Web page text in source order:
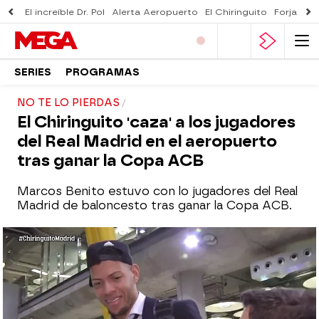
El increíble Dr. Pol Alerta Aeropuerto El Chiringuito Forjado
SERIES PROGRAMAS
NO TE LO PIERDAS
El Chiringuito 'caza' a los jugadores
del Real Madrid en el aeropuerto
tras ganar la Copa ACB
Marcos Benito estuvo con lo jugadores del Real
Madrid de baloncesto tras ganar la Copa ACB.